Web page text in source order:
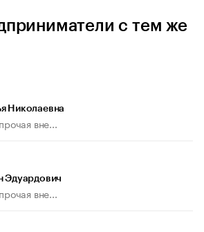
с тем же
Николаевна
вне...
Эдуардович
вне...